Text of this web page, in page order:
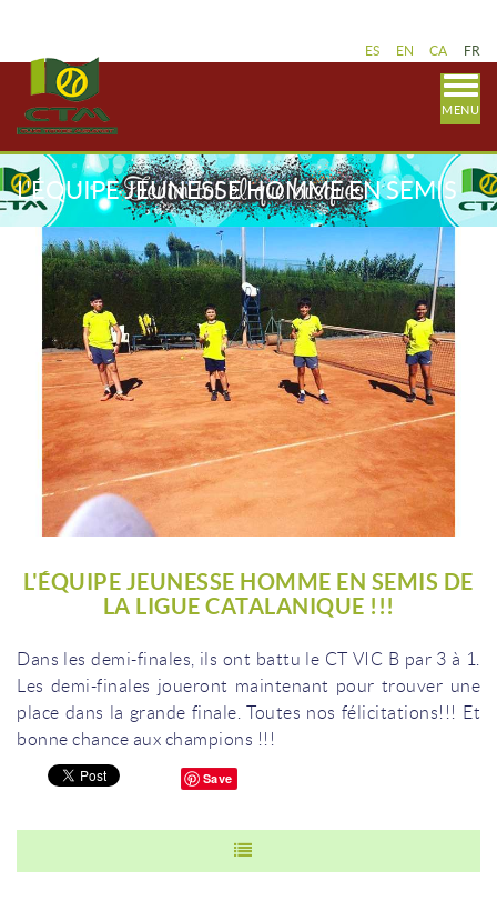
ES EN CA FR
MENU
L'ÉQUIPE JEUNESSE HOMME EN SEMIS
DE LA LIGUE CATALANIQUE !!!
L'ÉQUIPE JEUNESSE HOMME EN SEMIS DE
LA LIGUE CATALANIQUE !!!
Dans les demi-finales, ils ont battu le CT VIC B par 3 à 1.
Les demi-finales joueront maintenant pour trouver une
place dans la grande finale. Toutes nos félicitations!!! Et
bonne chance aux champions !!!
Save